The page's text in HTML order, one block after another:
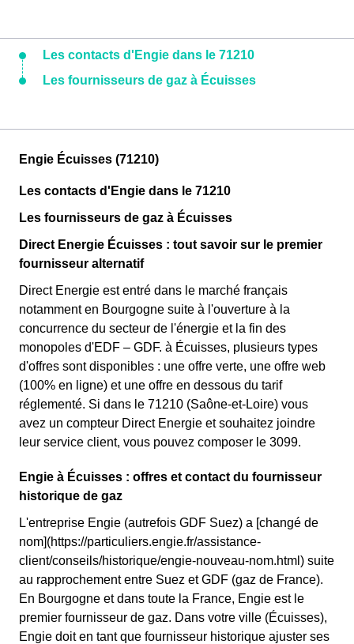
Les contacts d'Engie dans le 71210
Les fournisseurs de gaz à Écuisses
Engie Écuisses (71210)
Les contacts d'Engie dans le 71210
Les fournisseurs de gaz à Écuisses
Direct Energie Écuisses : tout savoir sur le premier
fournisseur alternatif
Direct Energie est entré dans le marché français
notamment en Bourgogne suite à l'ouverture à la
concurrence du secteur de l'énergie et la fin des
monopoles d'EDF – GDF. à Écuisses, plusieurs types
d'offres sont disponibles : une offre verte, une offre web
(100% en ligne) et une offre en dessous du tarif
réglementé. Si dans le 71210 (Saône-et-Loire) vous
avez un compteur Direct Energie et souhaitez joindre
leur service client, vous pouvez composer le 3099.
Engie à Écuisses : offres et contact du fournisseur
historique de gaz
L'entreprise Engie (autrefois GDF Suez) a [changé de
nom](https://particuliers.engie.fr/assistance-
client/conseils/historique/engie-nouveau-nom.html) suite
au rapprochement entre Suez et GDF (gaz de France).
En Bourgogne et dans toute la France, Engie est le
premier fournisseur de gaz. Dans votre ville (Écuisses),
Engie doit en tant que fournisseur historique ajuster ses